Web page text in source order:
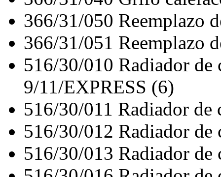
366/31/050 Reemplazo
366/31/051 Reemplazo
516/30/010 Radiador
9/11/EXPRESS (6)
516/30/011 Radiador
516/30/012 Radiador
516/30/013 Radiador